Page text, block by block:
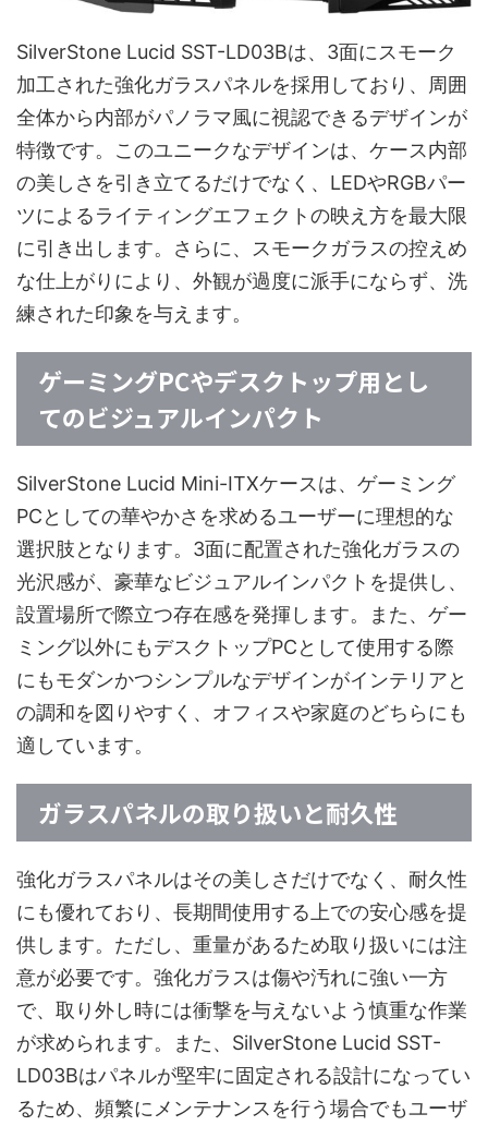
SilverStone Lucid SST-LD03Bは、3面にスモーク
加工された強化ガラスパネルを採用しており、周囲
全体から内部がパノラマ風に視認できるデザインが
特徴です。このユニークなデザインは、ケース内部
の美しさを引き立てるだけでなく、LEDやRGBパー
ツによるライティングエフェクトの映え方を最大限
に引き出します。さらに、スモークガラスの控えめ
な仕上がりにより、外観が過度に派手にならず、洗
練された印象を与えます。
ゲーミングPCやデスクトップ用とし
てのビジュアルインパクト
SilverStone Lucid Mini-ITXケースは、ゲーミング
PCとしての華やかさを求めるユーザーに理想的な
選択肢となります。3面に配置された強化ガラスの
光沢感が、豪華なビジュアルインパクトを提供し、
設置場所で際立つ存在感を発揮します。また、ゲー
ミング以外にもデスクトップPCとして使用する際
にもモダンかつシンプルなデザインがインテリアと
の調和を図りやすく、オフィスや家庭のどちらにも
適しています。
ガラスパネルの取り扱いと耐久性
強化ガラスパネルはその美しさだけでなく、耐久性
にも優れており、長期間使用する上での安心感を提
供します。ただし、重量があるため取り扱いには注
意が必要です。強化ガラスは傷や汚れに強い一方
で、取り外し時には衝撃を与えないよう慎重な作業
が求められます。また、SilverStone Lucid SST-
LD03Bはパネルが堅牢に固定される設計になってい
るため、頻繁にメンテナンスを行う場合でもユーザ